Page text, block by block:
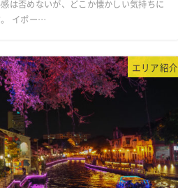
は否めないが、どこか懐かしい気持ちに
。 イポー…
エリア紹介